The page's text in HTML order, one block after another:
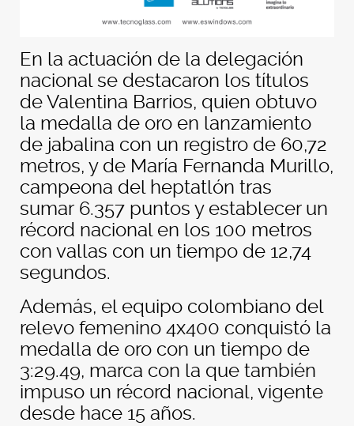
En la actuación de la delegación
nacional se destacaron los títulos
de Valentina Barrios, quien obtuvo
la medalla de oro en lanzamiento
de jabalina con un registro de 60,72
metros, y de María Fernanda Murillo,
campeona del heptatlón tras
sumar 6.357 puntos y establecer un
récord nacional en los 100 metros
con vallas con un tiempo de 12,74
segundos.
Además, el equipo colombiano del
relevo femenino 4x400 conquistó la
medalla de oro con un tiempo de
3:29.49, marca con la que también
impuso un récord nacional, vigente
desde hace 15 años.